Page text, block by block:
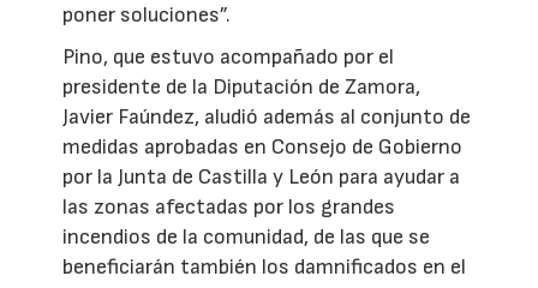
poner soluciones”.
Pino, que estuvo acompañado por el
presidente de la Diputación de Zamora,
Javier Faúndez, aludió además al conjunto de
medidas aprobadas en Consejo de Gobierno
por la Junta de Castilla y León para ayudar a
las zonas afectadas por los grandes
incendios de la comunidad, de las que se
beneficiarán también los damnificados en el